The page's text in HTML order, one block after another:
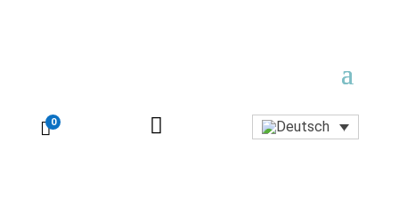
0 